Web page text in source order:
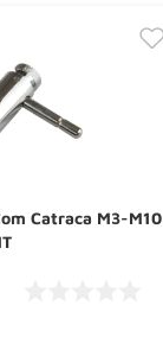
Catraca M3-M10